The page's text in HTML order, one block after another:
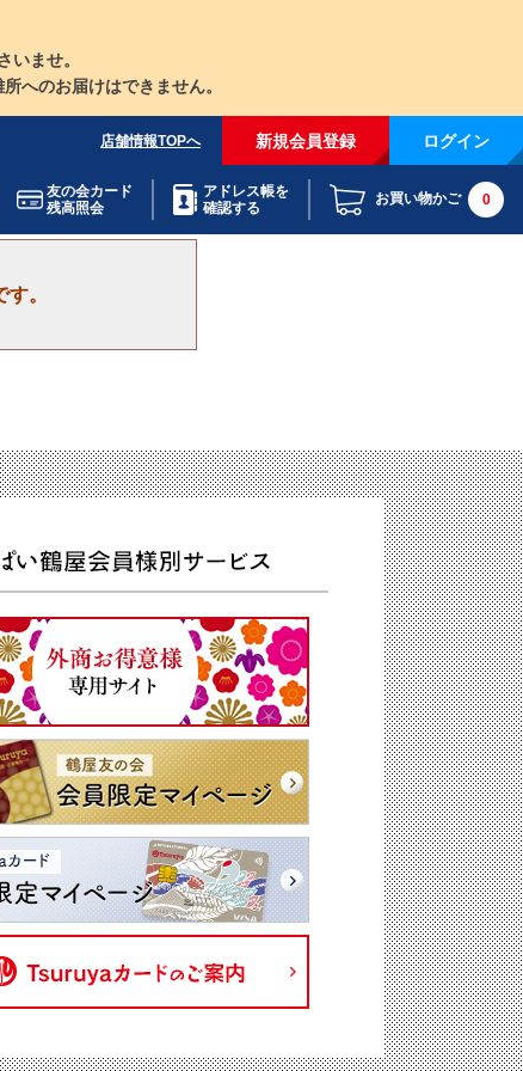
いませ。
へのお届けはできません。
店舗情報TOPへ 新規会員登録 ログイン
友の会カード
残高照会
アドレス帳を
確認する
お買い物かご 0
。